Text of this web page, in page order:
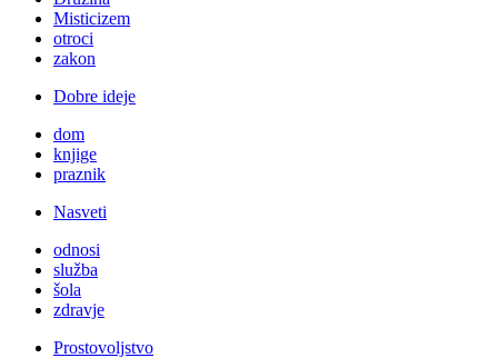
Misticizem
otroci
zakon
Dobre ideje
dom
knjige
praznik
Nasveti
odnosi
služba
šola
zdravje
Prostovoljstvo